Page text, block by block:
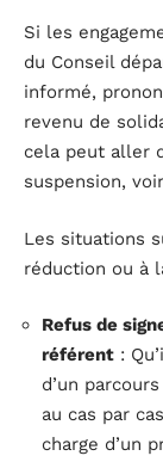
Si les
du Conseil
informé,
revenu de
cela peut aller
suspension,
Les situations
réduction ou à
Refus de
référent :
d’un
au cas par
charge d’un